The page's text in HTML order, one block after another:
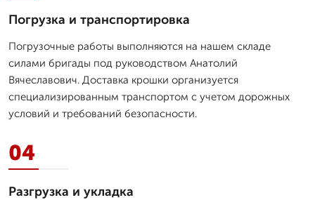
Погрузка и транспортировка
Погрузочные работы выполняются на нашем складе
силами бригады под руководством Анатолий
Вячеславович. Доставка крошки организуется
специализированным транспортом с учетом дорожных
условий и требований безопасности.
04
Разгрузка и укладка